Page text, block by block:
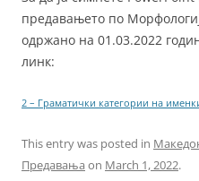
предавањето по
одржано на 01.03.2022
линк:
2 – Граматички категории на
This entry was posted in
Предавања on March 1, 2022.